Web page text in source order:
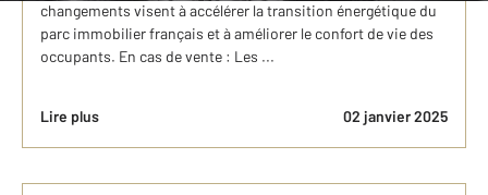
changements visent à accélérer la transition énergétique du
parc immobilier français et à améliorer le confort de vie des
occupants. En cas de vente : Les ...
Lire plus 02 janvier 2025